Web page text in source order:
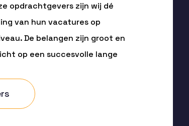
opdrachtgevers zijn wij dé
van hun vacatures op
De belangen zijn groot en
op een succesvolle lange